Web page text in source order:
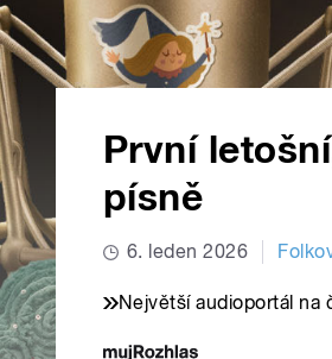
První
písně
6. leden 2026
Největší audioportál na